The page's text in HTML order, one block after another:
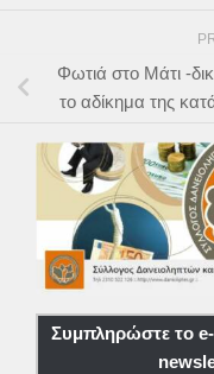
Φωτιά στο Μάτι -
το αδίκημα της
Συμπληρώστε το e-